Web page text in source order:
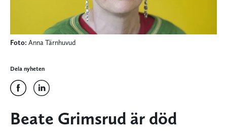
Foto: Anna Tärnhuvud
Dela nyheten
Beate Grimsrud är död